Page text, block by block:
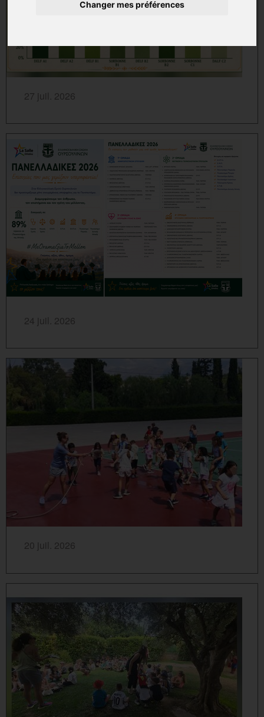
Changer mes préférences
27 juil. 2026
24 juil. 2026
20 juil. 2026